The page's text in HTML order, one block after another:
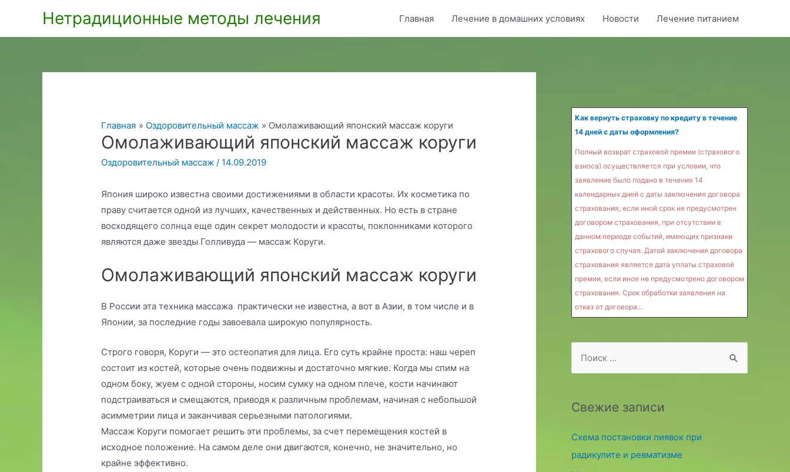
содержимому
Нетрадиционные методы лечения Главная Лечение в домашних условиях Новости Лечение питанием
Главная Оздоровительный массаж Омолаживающий японский массаж коруги
Омолаживающий японский массаж коруги
Оздоровительный массаж / 14.09.2019
Япония широко известна своими достижениями в области красоты. Их косметика по
праву считается одной из лучших, качественных и действенных. Но есть в стране
восходящего солнца еще один секрет молодости и красоты, поклонниками которого
являются даже звезды Голливуда — массаж Коруги.
Омолаживающий японский массаж коруги
В России эта техника массажа практически не известна, а вот в Азии, в том числе и в
Японии, за последние годы завоевала широкую популярность.
Строго говоря, Коруги — это остеопатия для лица. Его суть крайне проста: наш череп
состоит из костей, которые очень подвижны и достаточно мягкие. Когда мы спим на
одном боку, жуем с одной стороны, носим сумку на одном плече, кости начинают
подстраиваться и смещаются, приводя к различным проблемам, начиная с небольшой
асимметрии лица и заканчивая серьезными патологиями.
Массаж Коруги помогает решить эти проблемы, за счет перемещения костей в
исходное положение. На самом деле они двигаются, конечно, не значительно, но
крайне эффективно.
Как вернуть страховку по кредиту в течение
14 дней с даты оформления?
Полный возврат страховой премии (страхового
взноса) осуществляется при условии, что
заявление было подано в течение 14
календарных дней с даты заключения договора
страхования, если иной срок не предусмотрен
договором страхования, при отсутствии в
данном периоде событий, имеющих признаки
страхового случая. Датой заключения договора
страхования является дата уплаты страховой
премии, если иное не предусмотрено договором
страхования. Срок обработки заявления на
отказ от договора...
r
h
f
Свежие записи
Схема постановки пиявок при
радикулите и ревматизме